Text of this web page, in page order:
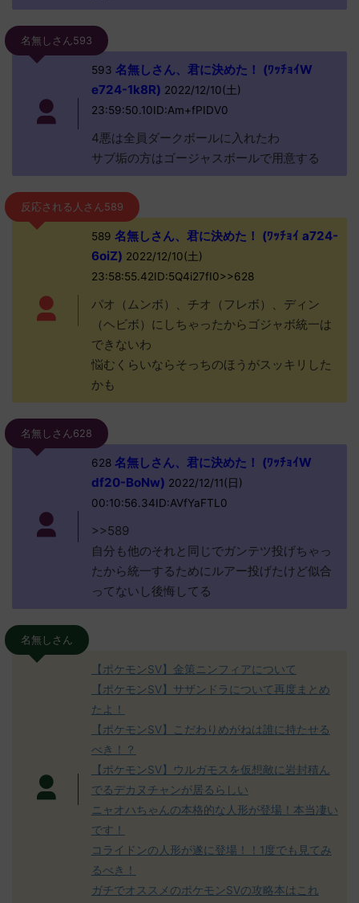
名無しさん593
593 名無しさん、君に決めた！ (ﾜｯﾁｮｲW
e724-1k8R) 2022/12/10(土)
23:59:50.10ID:Am+fPIDV0
4悪は全員ダークボールに入れたわ
サブ垢の方はゴージャスボールで用意する
反応される人さん589
589 名無しさん、君に決めた！ (ﾜｯﾁｮｲ a724-
6oiZ) 2022/12/10(土)
23:58:55.42ID:5Q4i27fI0>>628
パオ（ムンボ）、チオ（フレボ）、ディン
（ヘビボ）にしちゃったからゴジャボ統一は
できないわ
悩むくらいならそっちのほうがスッキリした
かも
名無しさん628
628名無しさん、君に決めた！ (ﾜｯﾁｮｲW
df20-BoNw) 2022/12/11(日)
00:10:56.34ID:AVfYaFTL0
>>589
自分も他のそれと同じでガンテツ投げちゃっ
たから統一するためにルアー投げたけど似合
ってないし後悔してる
名無しさん
【ポケモンSV】金策ニンフィアについて
【ポケモンSV】サザンドラについて再度まとめ
たよ！
【ポケモンSV】こだわりめがねは誰に持たせる
べき！？
【ポケモンSV】ウルガモスを仮想敵に岩封積ん
でるデカヌチャンが居るらしい
ニャオハちゃんの本格的な人形が登場！本当凄い
です！
コライドンの人形が遂に登場！！1度でも見てみ
るべき！
ガチでオススメのポケモンSVの攻略本はこれ